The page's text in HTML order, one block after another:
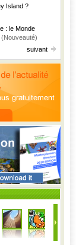
Island ?
: le Monde
(Nouveauté)
suivant